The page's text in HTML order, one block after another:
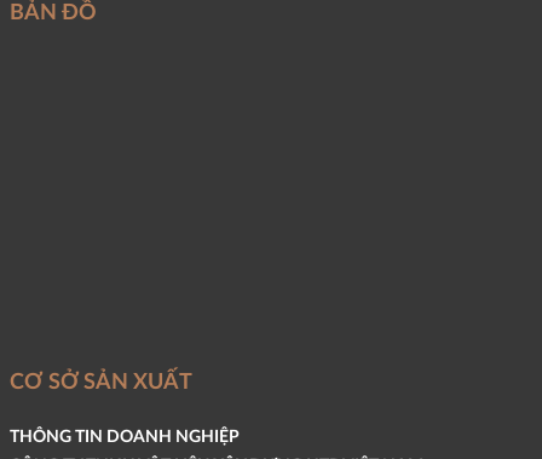
BẢN ĐỒ
CƠ SỞ SẢN XUẤT
THÔNG TIN DOANH NGHIỆP